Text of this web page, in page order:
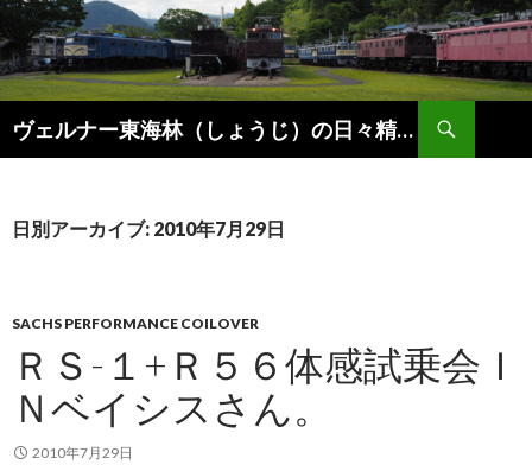
ヴェルナー東海林（しょうじ）の日々精進。
索
ン
キ
ッ
プ
日別アーカイブ: 2010年7月29日
SACHS PERFORMANCE COILOVER
ＲＳ-１+Ｒ５６体感試乗会Ｉ
Ｎベイシスさん。
2010年7月29日